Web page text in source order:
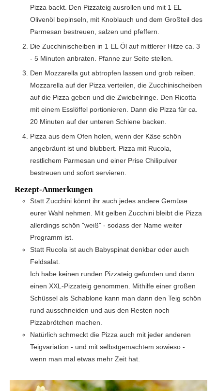
Pizza backt. Den Pizzateig ausrollen und mit 1 EL
Olivenöl bepinseln, mit Knoblauch und dem Großteil des
Parmesan bestreuen, salzen und pfeffern.
Die Zucchinischeiben in 1 EL Öl auf mittlerer Hitze ca. 3
- 5 Minuten anbraten. Pfanne zur Seite stellen.
Den Mozzarella gut abtropfen lassen und grob reiben.
Mozzarella auf der Pizza verteilen, die Zucchinischeiben
auf die Pizza geben und die Zwiebelringe. Den Ricotta
mit einem Esslöffel portionieren. Dann die Pizza für ca.
20 Minuten auf der unteren Schiene backen.
Pizza aus dem Ofen holen, wenn der Käse schön
angebräunt ist und blubbert. Pizza mit Rucola,
restlichem Parmesan und einer Prise Chilipulver
bestreuen und sofort servieren.
Rezept-Anmerkungen
Statt Zucchini könnt ihr auch jedes andere Gemüse
eurer Wahl nehmen. Mit gelben Zucchini bleibt die Pizza
allerdings schön "weiß" - sodass der Name weiter
Programm ist.
Statt Rucola ist auch Babyspinat denkbar oder auch
Feldsalat.
Ich habe keinen runden Pizzateig gefunden und dann
einen XXL-Pizzateig genommen. Mithilfe einer großen
Schüssel als Schablone kann man dann den Teig schön
rund ausschneiden und aus den Resten noch
Pizzabrötchen machen.
Natürlich schmeckt die Pizza auch mit jeder anderen
Teigvariation - und mit selbstgemachtem sowieso -
wenn man mal etwas mehr Zeit hat.